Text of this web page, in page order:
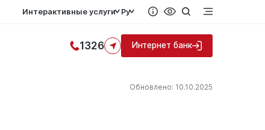
Интерактивные услуги Ру
1326 Интернет банк
Обновлено: 10.10.2025